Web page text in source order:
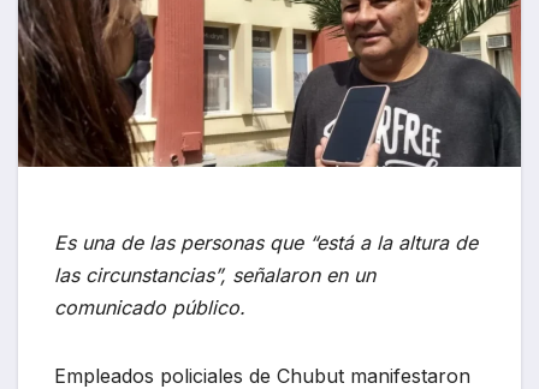
Es una de las personas que “está a la altura de
las circunstancias”, señalaron en un
comunicado público.
Empleados policiales de Chubut manifestaron